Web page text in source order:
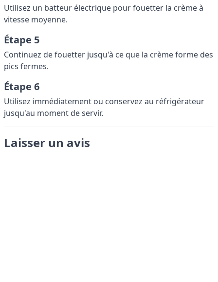
Utilisez un batteur électrique pour fouetter la crème à
vitesse moyenne.
Étape 5
Continuez de fouetter jusqu'à ce que la crème forme des
pics fermes.
Étape 6
Utilisez immédiatement ou conservez au réfrigérateur
jusqu'au moment de servir.
Laisser un avis